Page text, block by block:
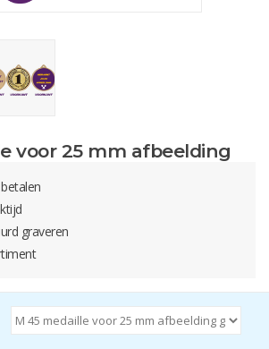
voor 25 mm afbeelding
graveren